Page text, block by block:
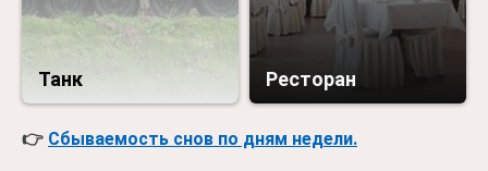
Танк Ресторан
👉 Сбываемость снов по дням недели.